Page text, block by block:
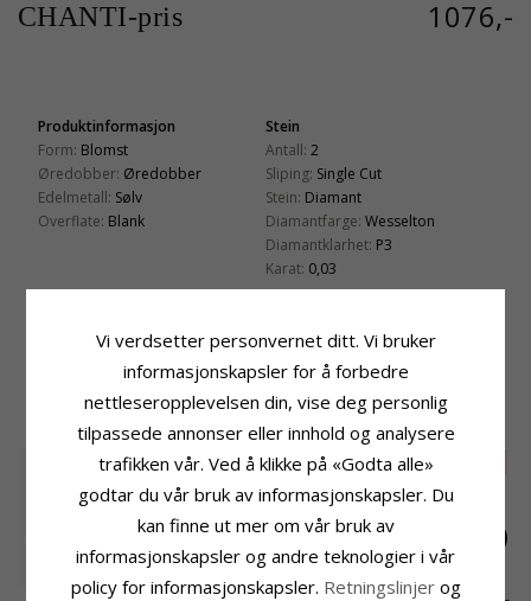
CHANTI-pris 1076,-
Produktinformasjon
Form: Blomst
Øredobber: Øredobber
Edelmetall: Sølv
Overflate: Blank
Stein
Antall: 2
Sliping: Single Cut
Stein: Diamant
Diamantfarge: Wesselton
Diamantklarhet: P3
Karat: 0,03
7,5 mm
BESLEKTEDE PRODUKTER
SALE
Vi verdsetter personvernet ditt. Vi bruker
informasjonskapsler for å forbedre
nettleseropplevelsen din, vise deg personlig
tilpassede annonser eller innhold og analysere
trafikken vår. Ved å klikke på «Godta alle»
godtar du vår bruk av informasjonskapsler. Du
kan finne ut mer om vår bruk av
informasjonskapsler og andre teknologier i vår
policy for informasjonskapsler. Retningslinjer og